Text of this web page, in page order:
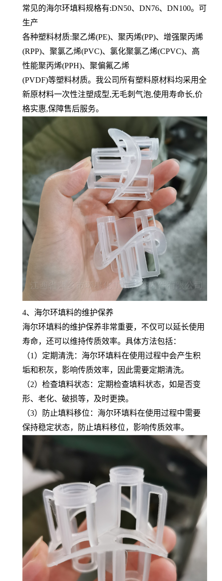
常见的海尔环填料规格有:DN50、DN76、DN100。可
生产
各种塑料材质:聚乙烯(PE)、聚丙烯(PP)、增强聚丙烯
(RPP)、聚氯乙烯(PVC)、氯化聚氯乙烯(CPVC)、高
性能聚丙烯(PPH)、聚偏氟乙烯
(PVDF)等塑料材质。我公司所有塑料原材料均采用全
新原材料一次性注塑成型,无毛刺气泡,使用寿命长,价
格实惠,保障售后服务。
4、海尔环填料的维护保养
海尔环填料的维护保养非常重要，不仅可以延长使用
寿命，还可以维持传质效率。具体方法包括：
（1）定期清洗：海尔环填料在使用过程中会产生积
垢和积灰，影响传质效率，因此需要定期清洗。
（2）检查填料状态：定期检查填料状态，如是否变
形、老化、破损等，及时更换。
（3）防止填料移位：海尔环填料在使用过程中需要
保持稳定状态，防止填料移位，影响传质效率。